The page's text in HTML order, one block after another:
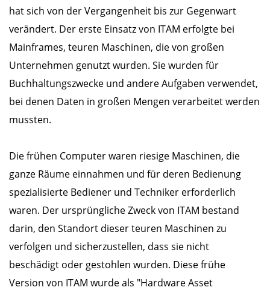
hat sich von der Vergangenheit bis zur Gegenwart
verändert. Der erste Einsatz von ITAM erfolgte bei
Mainframes, teuren Maschinen, die von großen
Unternehmen genutzt wurden. Sie wurden für
Buchhaltungszwecke und andere Aufgaben verwendet,
bei denen Daten in großen Mengen verarbeitet werden
mussten.
Die frühen Computer waren riesige Maschinen, die
ganze Räume einnahmen und für deren Bedienung
spezialisierte Bediener und Techniker erforderlich
waren. Der ursprüngliche Zweck von ITAM bestand
darin, den Standort dieser teuren Maschinen zu
verfolgen und sicherzustellen, dass sie nicht
beschädigt oder gestohlen wurden. Diese frühe
Version von ITAM wurde als "Hardware Asset